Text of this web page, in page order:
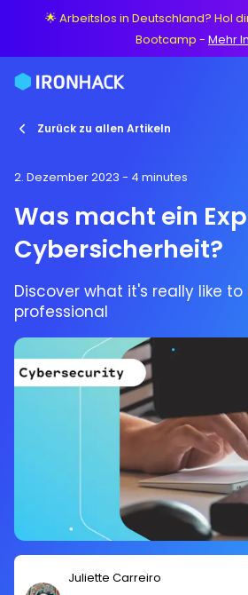
🌟 Arbeitslos in Deutschland? Hol
Bootcamp - Mehr
Zurück zu allen Artikeln
2. Dezember 2023 - 4 minutes
Was macht ein
Cybersicherheit?
Discover what it's really like
professional
Juliette Carreiro